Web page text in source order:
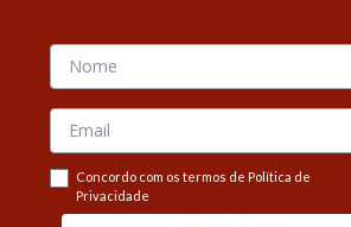
OFF
Concordo com os termos de Política de
Privacidade